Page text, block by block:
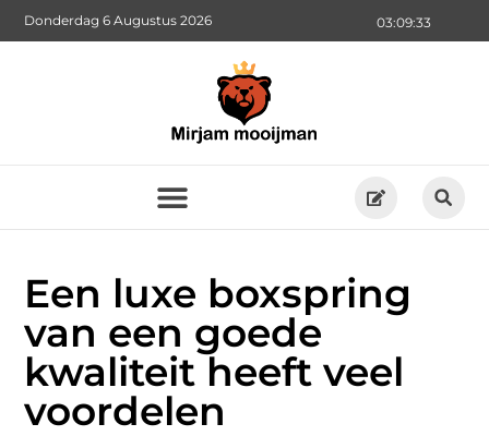
03:09:34
Donderdag 6 Augustus 2026
Een luxe boxspring
van een goede
kwaliteit heeft veel
voordelen